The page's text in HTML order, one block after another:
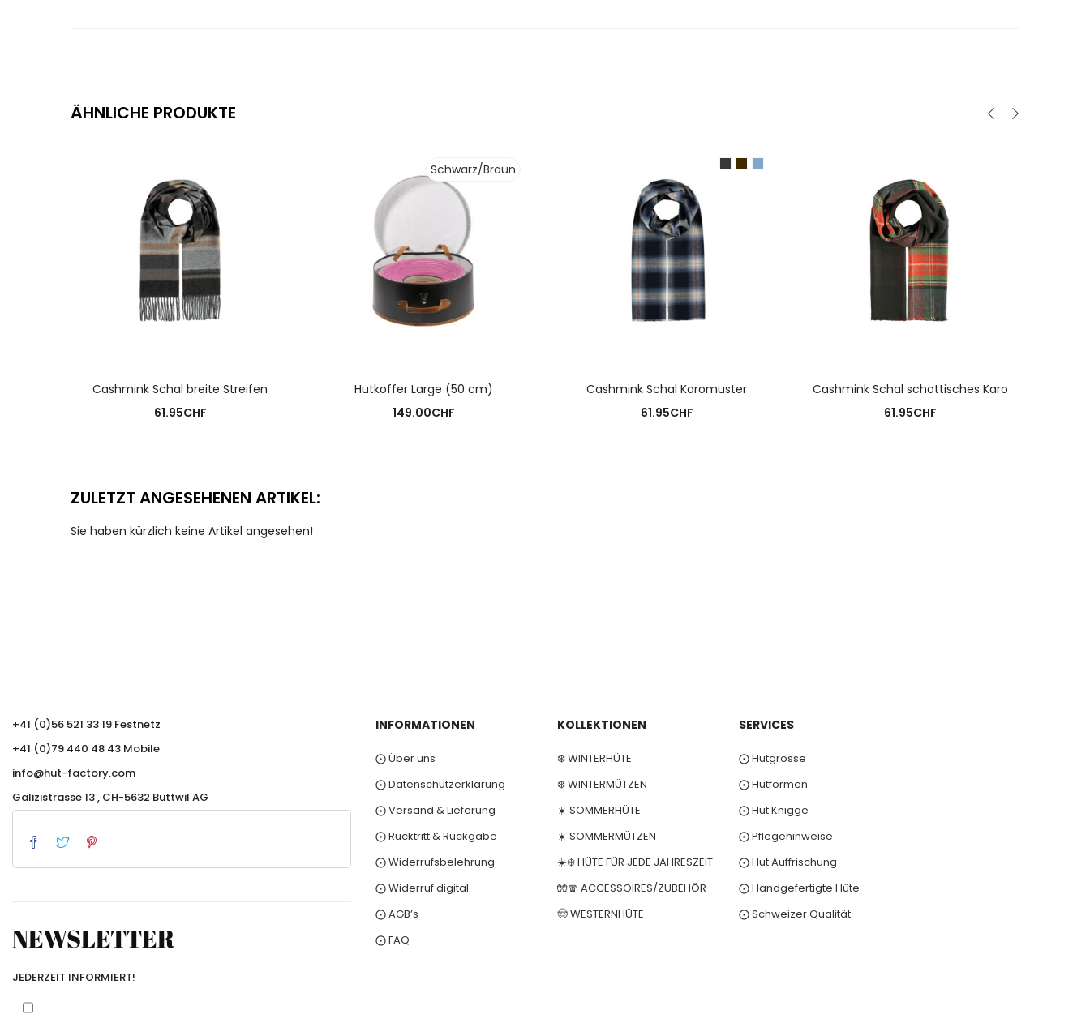
ÄHNLICHE PRODUKTE
Cashmink Schal breite Streifen
61.95CHF
Schwarz/Braun
Hutkoffer Large (50 cm)
149.00CHF
AUSFÜHRUNG WÄHLEN
Cashmink Schal Karomuster
61.95CHF
Cashmink Schal schottisches Karo
61.95CHF
ZULETZT ANGESEHENEN ARTIKEL:
Sie haben kürzlich keine Artikel angesehen!
+41 (0)56 521 33 19 Festnetz
+41 (0)79 440 48 43 Mobile
info@hut-factory.com
Galizistrasse 13 , CH-5632 Buttwil AG
NEWSLETTER
JEDERZEIT INFORMIERT!
INFORMATIONEN
⨀ Über uns
⨀ Datenschutzerklärung
⨀ Versand & Lieferung
⨀ Rücktritt & Rückgabe
⨀ Widerrufsbelehrung
⨀ Widerruf digital
⨀ AGB’s
⨀ FAQ
KOLLEKTIONEN
❄️ WINTERHÜTE
❄️ WINTERMÜTZEN
☀️ SOMMERHÜTE
☀️ SOMMERMÜTZEN
☀️❄️ HÜTE FÜR JEDE JAHRESZEIT
🧤🧣 ACCESSOIRES/ZUBEHÖR
🤠 WESTERNHÜTE
SERVICES
⨀ Hutgrösse
⨀ Hutformen
⨀ Hut Knigge
⨀ Pflegehinweise
⨀ Hut Auffrischung
⨀ Handgefertigte Hüte
⨀ Schweizer Qualität